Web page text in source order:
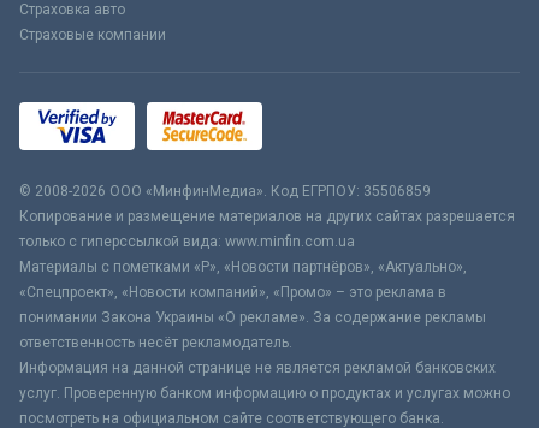
Страховка авто
Страховые компании
© 2008-2026 ООО «МинфинМедиа». Код ЕГРПОУ: 35506859
Копирование и размещение материалов на других сайтах разрешается
только с гиперссылкой вида: www.minfin.com.ua
Материалы с пометками «Р», «Новости партнёров», «Актуально»,
«Спецпроект», «Новости компаний», «Промо» – это реклама в
понимании Закона Украины «О рекламе». За содержание рекламы
ответственность несёт рекламодатель.
Информация на данной странице не является рекламой банковских
услуг. Проверенную банком информацию о продуктах и услугах можно
посмотреть на официальном сайте соответствующего банка.